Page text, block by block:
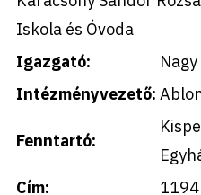
Iskola és Óvoda
Igazgató:
Intézményvezető:
Fenntartó:
Cím: